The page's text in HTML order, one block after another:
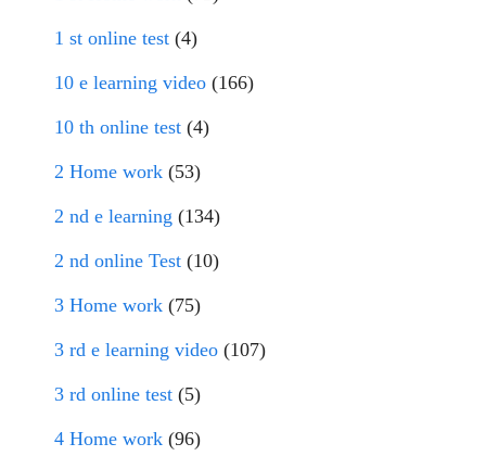
1 st online test (4)
10 e learning video (166)
10 th online test (4)
2 Home work (53)
2 nd e learning (134)
2 nd online Test (10)
3 Home work (75)
3 rd e learning video (107)
3 rd online test (5)
4 Home work (96)